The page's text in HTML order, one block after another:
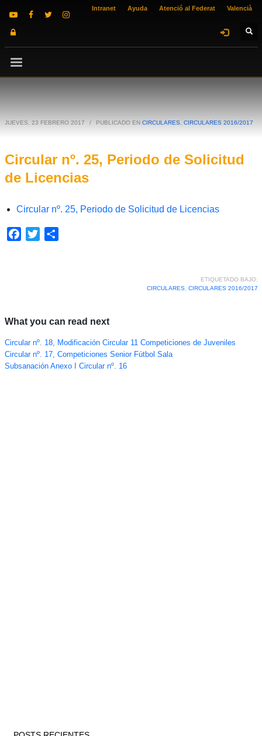
Intranet Ayuda Atenció al Federat Valencià
JUEVES, 23 FEBRERO 2017 / PUBLICADO EN CIRCULARES CIRCULARES 2016/2017
Circular nº. 25, Periodo de Solicitud
de Licencias
Circular nº. 25, Periodo de Solicitud de Licencias
Facebook
Twitter
ETIQUETADO BAJO:
CIRCULARES, CIRCULARES 2016/2017
What you can read next
Circular nº. 18, Modificación Circular 11 Competiciones de Juveniles
Circular nº. 17, Competiciones Senior Fútbol Sala
Subsanación Anexo I Circular nº. 16